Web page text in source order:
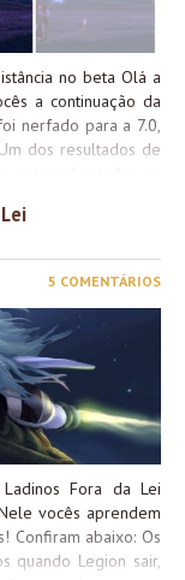
no beta Olá a
a continuação da
nerfado para a 7.0,
dos resultados de
algum tempo, e ele
níveis pré 7.0, mas
jogo. Segue o post
citado pelo Watcher
vão 2 screenshots
5 COMENTÁRIOS
Fora da Lei
vocês aprendem
Confiram abaixo: Os
quando Legion sair,